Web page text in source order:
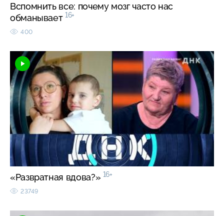
Вспомнить все: почему мозг часто нас
обманывает 16+
400
«Развратная вдова?» 16+
23749